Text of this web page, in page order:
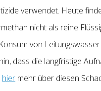
verwendet. Heute
nicht als reine
von
dass die langfristige
hier mehr über diesen